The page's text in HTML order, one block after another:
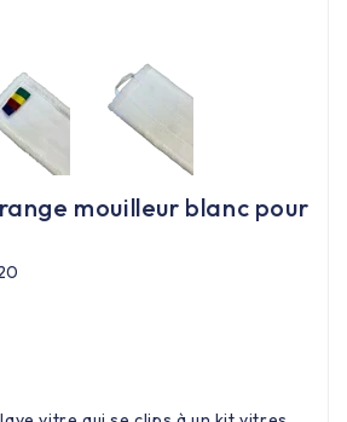
mouilleur blanc pour